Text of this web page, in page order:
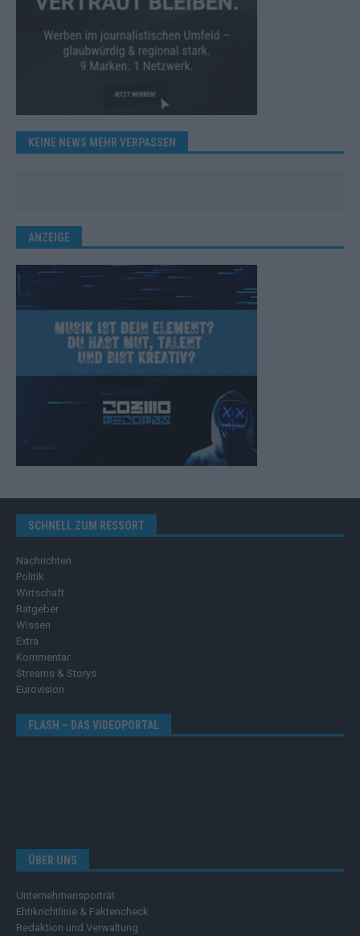
KEINE NEWS MEHR VERPASSEN
ANZEIGE
SCHNELL ZUM RESSORT
Nachrichten
Politik
Wirtschaft
Ratgeber
Wissen
Extra
Kommentar
Streams & Storys
Eurovision
FLASH – DAS VIDEOPORTAL
ÜBER UNS
Unternehmensporträt
Ehtikrichtlinie & Faktencheck
Redaktion und Verwaltung